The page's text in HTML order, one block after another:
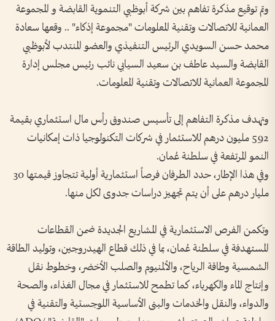
وتم توقيع مذكرة تفاهم بين شركة أبوظبي التنموية القابضة و المجموعة
العمانية للاتصالات وتقنية المعلومات "مجموعة إذكاء" .. وقعها سعادة
محمد حسن السويدي الرئيس التنفيذي والعضو المنتدب لأبوظبي
القابضة والسيد عاطف بن سعيد السيابي نائب رئيس مجلس إدارة
المجموعة العمانية للاتصالات وتقنية المعلومات.
وتهدف مذكرة التفاهم إلى تأسيس صندوق رأس مال استثماري بقيمة
592 مليون درهم للاستثمار في شركات التكنولوجيا ذات إمكانيات
النمو المرتفعة في سلطنة عُمان.
وفي هذا الإطار، حدد الطرفان فرصاً استثمارية أولية تتجاوز قيمتها 30
مليار درهم على أن يتم تجهيز دراسات جدوى لكل منها.
وتكمن الفرص الاستثمارية في المشاريع الجديدة ضمن القطاعات
المستهدفة في سلطنة عُمان، بما في ذلك قطاع الهيدروجين، وتوليد الطاقة
الشمسية وطاقة الرياح، والألمنيوم والصلب الأخضر، وخطوط نقل
وإنتاج الماء والكهرباء، كما تطمح للاستثمار في مجال الغذاء، والصحة
والدواء، والنقل والخدمات والبنى الأساسية اللوجستية والتقنية في